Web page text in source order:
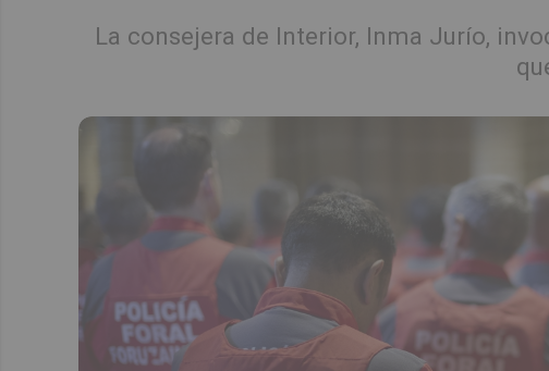
La consejera de Interior, Inma Jurío,